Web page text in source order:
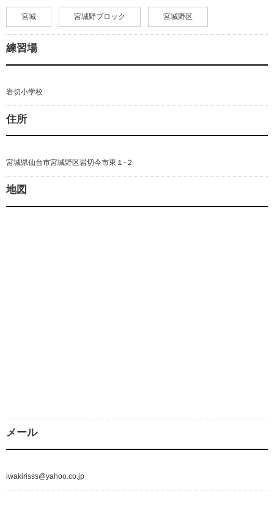
宮城 宮城野ブロック 宮城野区
練習場
岩切小学校
住所
宮城県仙台市宮城野区岩切今市東１-２
地図
メール
iwakirisss@yahoo.co.jp